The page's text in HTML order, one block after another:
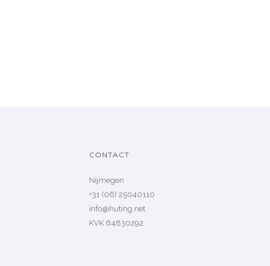
CONTACT
Nijmegen
+31 (06) 25040110
info@huting.net
KVK 64830292